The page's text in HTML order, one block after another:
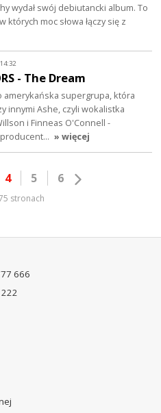
wydał swój debiutancki album. To
których moc słowa łączy się z
- The Dream
amerykańska supergrupa, która
innymi Ashe, czyli wokalistka
i Finneas O'Connell -
» więcej
4 5 6
stronach
666